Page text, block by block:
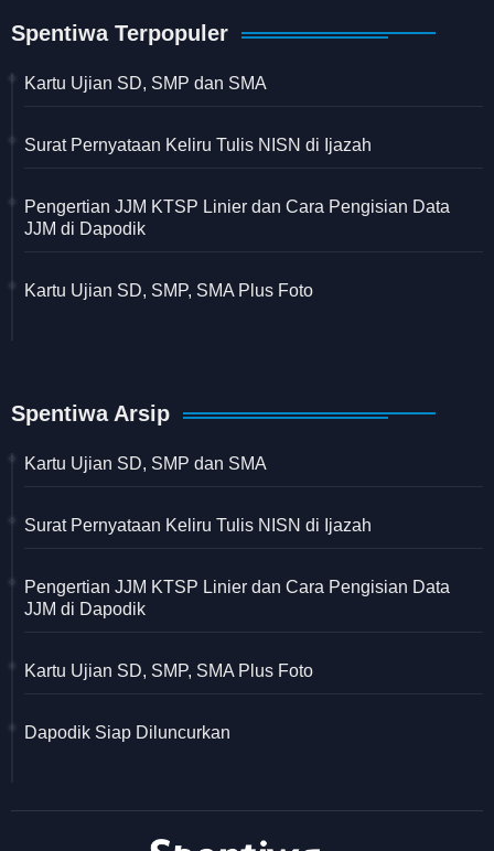
Spentiwa Terpopuler
Kartu Ujian SD, SMP dan SMA
Surat Pernyataan Keliru Tulis NISN di Ijazah
Pengertian JJM KTSP Linier dan Cara Pengisian Data
JJM di Dapodik
Kartu Ujian SD, SMP, SMA Plus Foto
Spentiwa Arsip
Kartu Ujian SD, SMP dan SMA
Surat Pernyataan Keliru Tulis NISN di Ijazah
Pengertian JJM KTSP Linier dan Cara Pengisian Data
JJM di Dapodik
Kartu Ujian SD, SMP, SMA Plus Foto
Dapodik Siap Diluncurkan